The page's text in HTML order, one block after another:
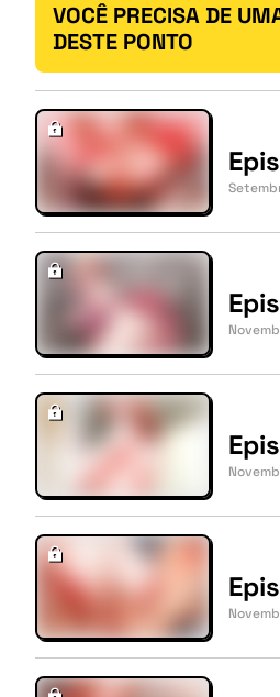
VOCÊ PRECISA DE
DESTE PONTO